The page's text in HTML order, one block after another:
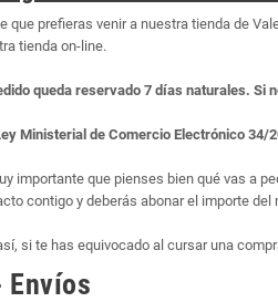
que prefieras venir a nuestra tienda de
tienda on-line.
queda reservado 7 días naturales. Si
Ministerial de Comercio Electrónico 34/
importante que pienses bien qué vas a
contigo y deberás abonar el importe
si te has equivocado al cursar una
Envíos